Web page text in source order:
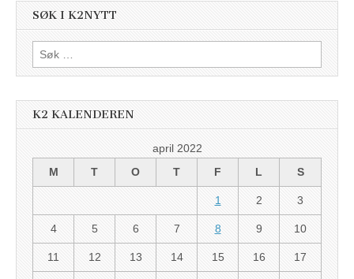
SØK I K2NYTT
Søk
etter:
K2 KALENDEREN
april 2022
M
T O T F L S
1 2 3
4 5 6 7 8 9 10
11 12 13 14 15 16 17